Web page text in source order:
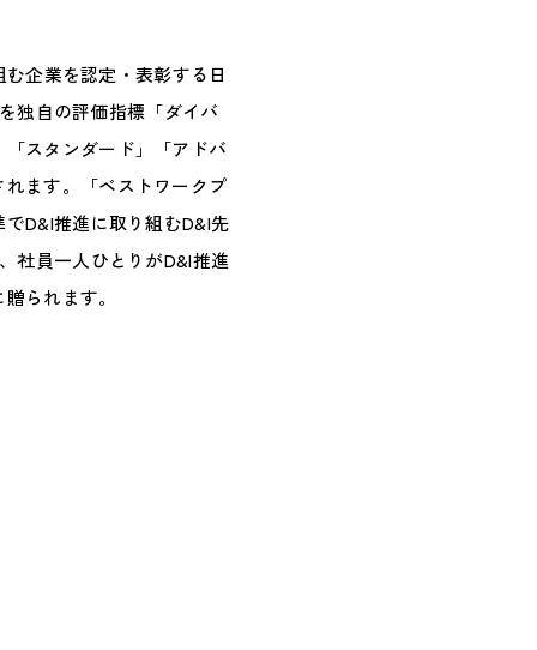
企業を認定・表彰する日
独自の評価指標「ダイバ
スタンダード」「アドバ
ます。「ベストワークプ
D&I推進に取り組むD&I先
社員一人ひとりがD&I推進
られます。